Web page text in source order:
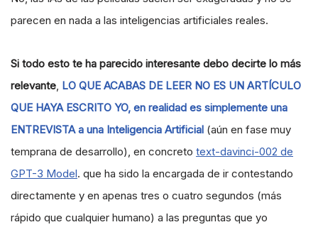
parecen en nada a las inteligencias artificiales reales.
Si todo esto te ha parecido interesante debo decirte lo más
relevante, LO QUE ACABAS DE LEER NO ES UN ARTÍCULO
QUE HAYA ESCRITO YO, en realidad es simplemente una
ENTREVISTA a una Inteligencia Artificial (aún en fase muy
temprana de desarrollo), en concreto text-davinci-002 de
GPT-3 Model. que ha sido la encargada de ir contestando
directamente y en apenas tres o cuatro segundos (más
rápido que cualquier humano) a las preguntas que yo